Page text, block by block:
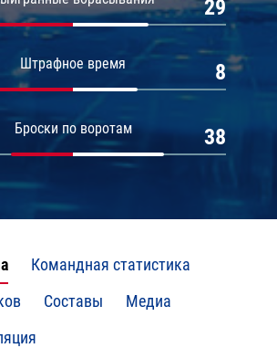
29
Штрафное время 8
Броски по воротам 38
Командная статистика
Составы
Медиа